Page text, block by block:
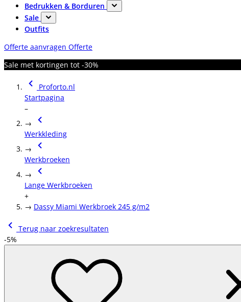
Bedrukken & Borduren
Sale
Outfits
Offerte aanvragen Offerte
Sale met kortingen tot -30%
Proforto.nl
Startpagina
–
→
Werkkleding
→
Werkbroeken
→
Lange Werkbroeken
+
→ Dassy Miami Werkbroek 245 g/m2
Terug naar zoekresultaten
-5%